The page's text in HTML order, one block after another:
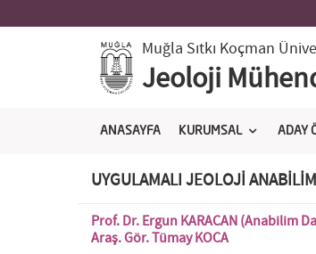
Muğla Sıtkı Koçman
Jeoloji
ANASAYFA KURUMSAL ADAY
UYGULAMALI JEOLOJİ
Prof. Dr. Ergun KARACAN (Anabilim
Araş. Gör. Tümay KOCA